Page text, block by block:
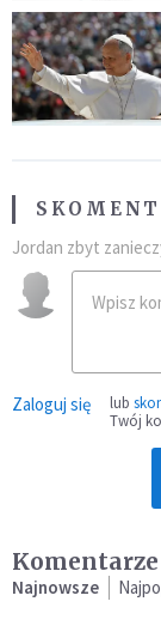
Jordan zbyt
Zaloguj się lub
Twój
Najnowsze